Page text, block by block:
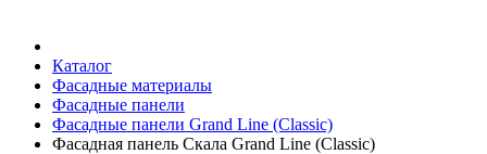
Каталог
Фасадные материалы
Фасадные панели
Фасадные панели Grand Line (Classic)
Фасадная панель Скала Grand Line (Classic)